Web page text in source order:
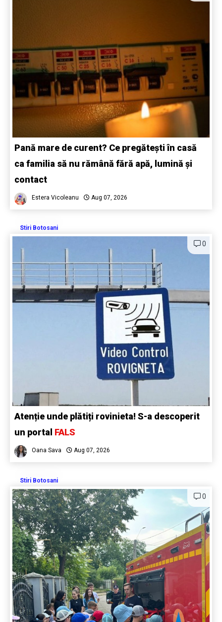
Pană mare de curent? Ce pregătești în casă
ca familia să nu rămână fără apă, lumină și
contact
Estera Vicoleanu Aug 07, 2026
Stiri Botosani
0
Atenție unde plătiți rovinieta! S-a descoperit
un portal FALS
Oana Sava Aug 07, 2026
Stiri Botosani
0